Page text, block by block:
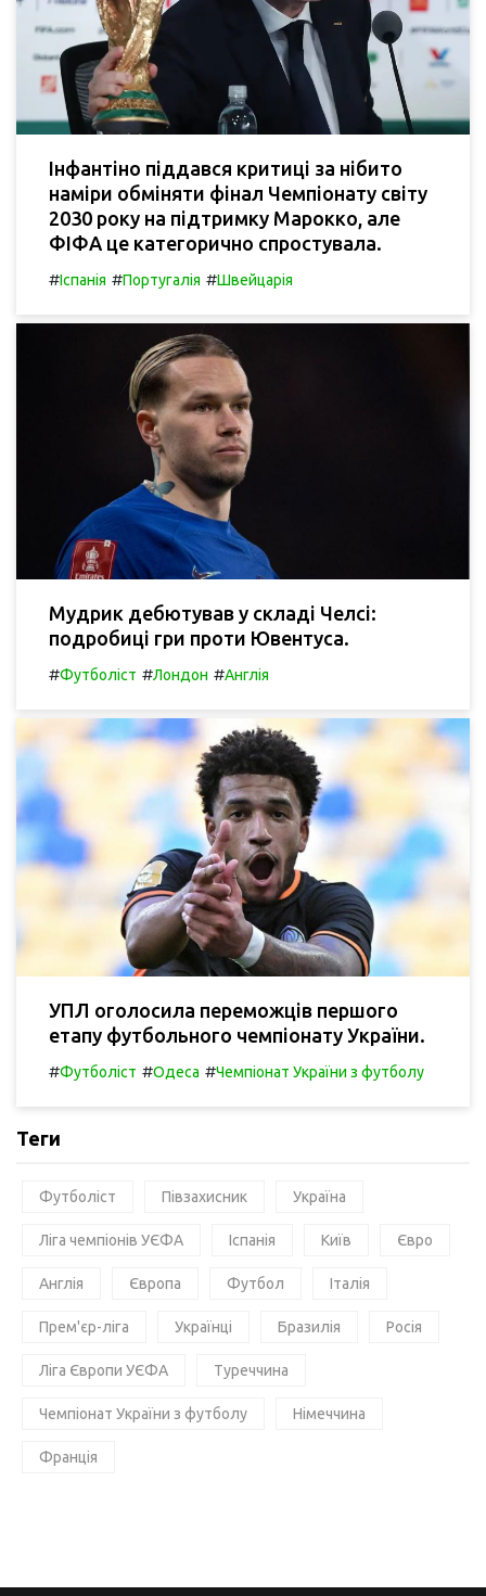
Інфантіно піддався критиці за нібито
наміри обміняти фінал Чемпіонату світу
2030 року на підтримку Марокко, але
ФІФА це категорично спростувала.
#Іспанія #Португалія #Швейцарія
Мудрик дебютував у складі Челсі:
подробиці гри проти Ювентуса.
#Футболіст #Лондон #Англія
УПЛ оголосила переможців першого
етапу футбольного чемпіонату України.
#Футболіст #Одеса #Чемпіонат України з футболу
Теги
Футболіст Півзахисник Україна
Ліга чемпіонів УЄФА Іспанія Київ Євро
Англія Європа Футбол Італія
Прем'єр-ліга Українці Бразилія Росія
Ліга Європи УЄФА Туреччина
Чемпіонат України з футболу Німеччина
Франція